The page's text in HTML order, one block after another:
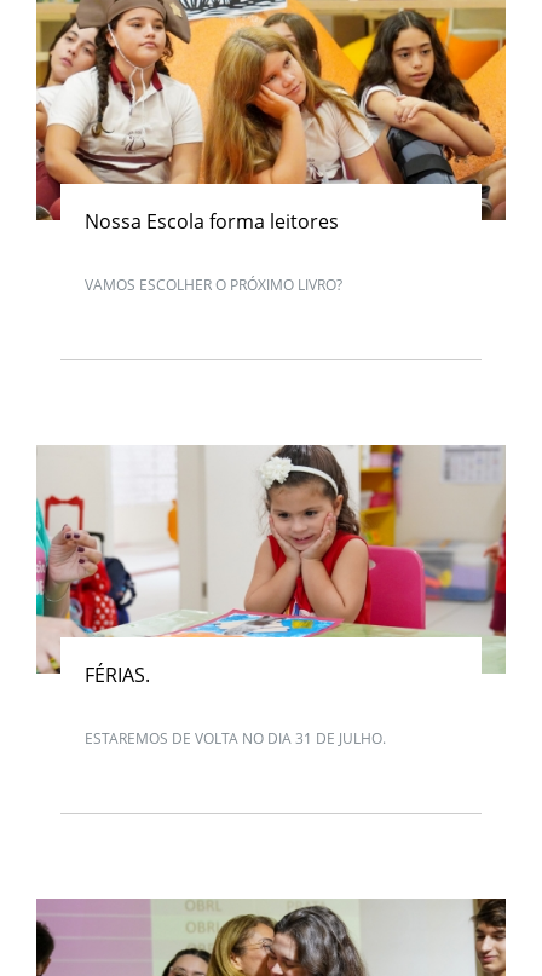
Nossa Escola forma leitores
VAMOS ESCOLHER O PRÓXIMO LIVRO?
FÉRIAS.
ESTAREMOS DE VOLTA NO DIA 31 DE JULHO.